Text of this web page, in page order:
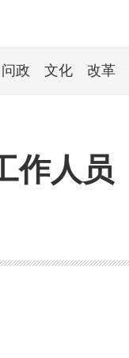
问政 文化 改革
作人员